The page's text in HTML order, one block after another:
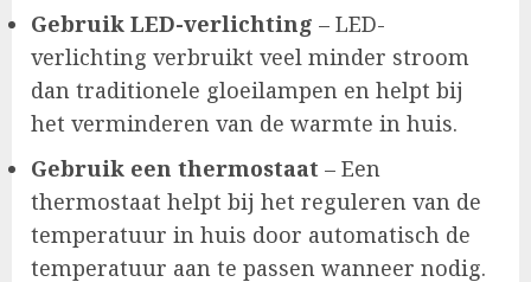
Gebruik LED-verlichting – LED-
verlichting verbruikt veel minder stroom
dan traditionele gloeilampen en helpt bij
het verminderen van de warmte in huis.
Gebruik een thermostaat – Een
thermostaat helpt bij het reguleren van de
temperatuur in huis door automatisch de
temperatuur aan te passen wanneer nodig.